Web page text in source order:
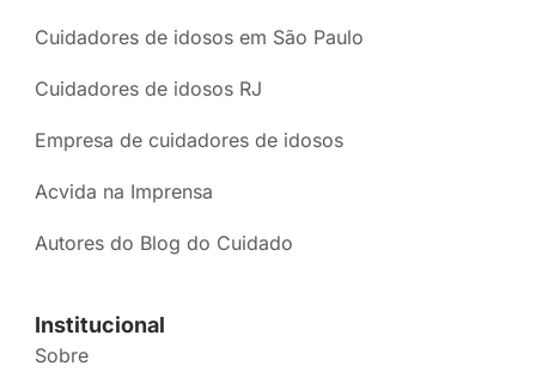
Cuidadores de idosos em São Paulo
Cuidadores de idosos RJ
Empresa de cuidadores de idosos
Acvida na Imprensa
Autores do Blog do Cuidado
Institucional
Sobre